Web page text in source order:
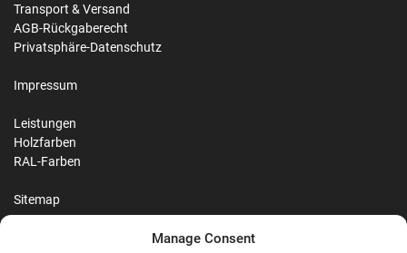
Manage Consent
Transport & Versand
AGB-Rückgaberecht
Privatsphäre-Datenschutz
Impressum
Leistungen
Holzfarben
RAL-Farben
Sitemap